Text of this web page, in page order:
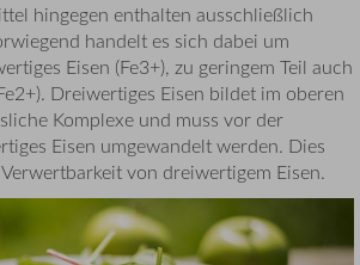
hingegen enthalten ausschließlich
handelt es sich dabei um
Eisen (Fe3+), zu geringem Teil auch
Dreiwertiges Eisen bildet im oberen
Komplexe und muss vor der
Eisen umgewandelt werden. Dies
von dreiwertigem Eisen.